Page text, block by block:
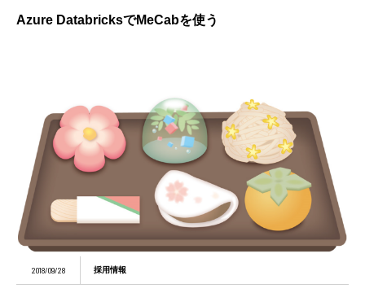
Azure DatabricksでMeCabを使う
2018/09/28 採用情報